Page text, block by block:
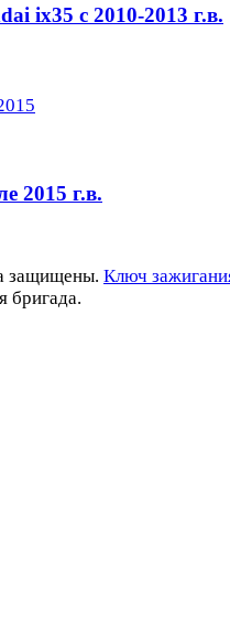
ix35 с 2010-2013 г.в.
2015 г.в.
защищены. Ключ
бригада.